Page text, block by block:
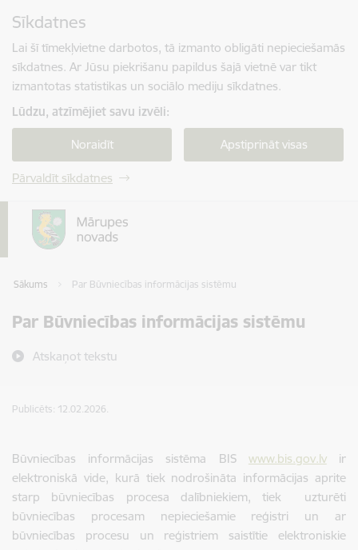
Sīkdatnes
Lai šī tīmekļvietne darbotos, tā izmanto obligāti nepieciešamās
sīkdatnes. Ar Jūsu piekrišanu papildus šajā vietnē var tikt
izmantotas statistikas un sociālo mediju sīkdatnes.
Lūdzu, atzīmējiet savu izvēli:
Noraidīt Apstiprināt visas
Pārvaldīt sīkdatnes
Sākums Par Būvniecības informācijas sistēmu
Par Būvniecības informācijas sistēmu
Atskaņot tekstu
Publicēts: 12.02.2026.
Būvniecības informācijas sistēma BIS www.bis.gov.lvir
elektroniskā vide, kurā tiek nodrošināta informācijas aprite
starp būvniecības procesa dalībniekiem, tiek uzturēti
būvniecības procesam nepieciešamie reģistri un ar
būvniecības procesu un reģistriem saistītie elektroniskie